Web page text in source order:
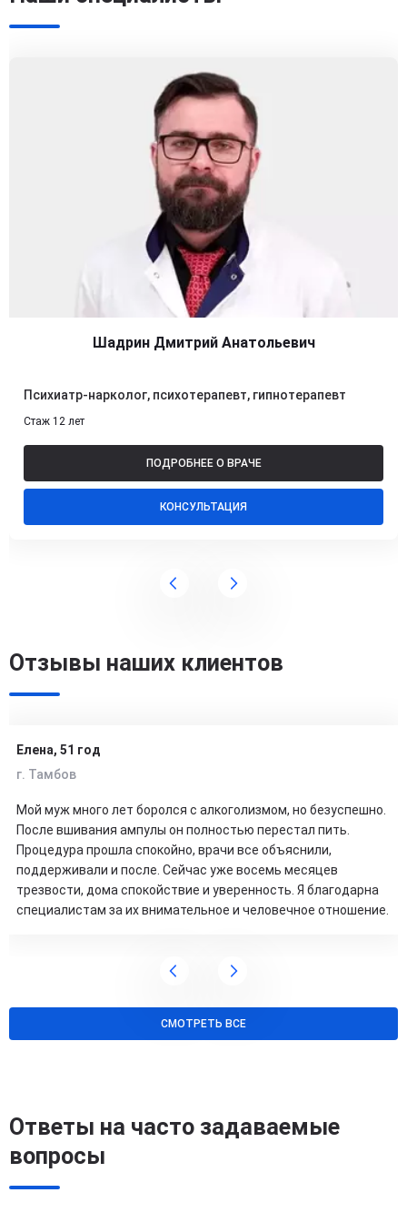
Шадрин Дмитрий Анатольевич
Психиатр-нарколог, психотерапевт, гипнотерапевт
Стаж 12 лет
ПОДРОБНЕЕ О ВРАЧЕ
КОНСУЛЬТАЦИЯ
Отзывы наших клиентов
Елена, 51 год
г. Тамбов
Мой муж много лет боролся с алкоголизмом, но безуспешно.
После вшивания ампулы он полностью перестал пить.
Процедура прошла спокойно, врачи все объяснили,
поддерживали и после. Сейчас уже восемь месяцев
трезвости, дома спокойствие и уверенность. Я благодарна
специалистам за их внимательное и человечное отношение.
СМОТРЕТЬ ВСЕ
Ответы на часто задаваемые
вопросы